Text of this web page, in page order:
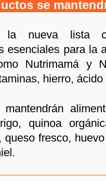
se
nueva lista
esenciales para la
Nutrimamá y
hierro,
mantendrán
quinoa
queso fresco,